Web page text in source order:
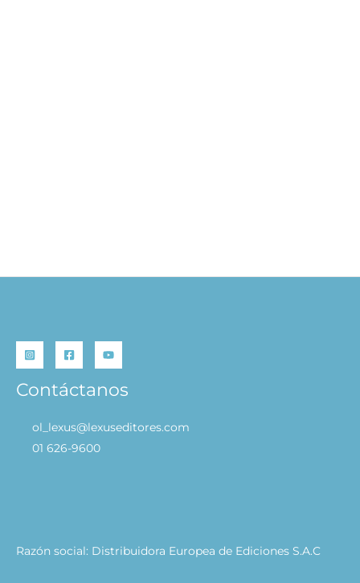
Contáctanos
ol_lexus@lexuseditores.com
01 626-9600
Razón social: Distribuidora Europea de Ediciones S.A.C